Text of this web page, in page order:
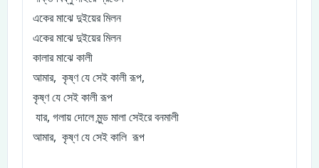
একের মাঝে দুইয়ের মিলন
একের মাঝে দুইয়ের মিলন
কালার মাঝে কালী
আমার, কৃষ্ণ যে সেই কালী রূপ,
কৃষ্ণ যে সেই কালী রূপ
যার, গলায় দোলে মুন্ড মালা সেইরে বনমালী
আমার, কৃষ্ণ যে সেই কালি রূপ